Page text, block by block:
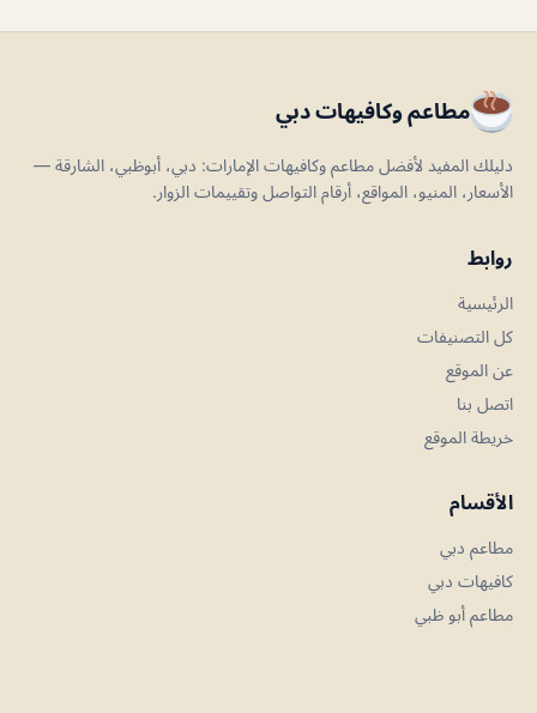
مطاعم وكافيهات دبي
دليلك المفيد لأفضل مطاعم وكافيهات الإمارات: دبي، أبوظبي، الشارقة —
الأسعار، المنيو، المواقع، أرقام التواصل وتقييمات الزوار.
روابط
الرئيسية
كل التصنيفات
عن الموقع
اتصل بنا
خريطة الموقع
الأقسام
مطاعم دبي
كافيهات دبي
مطاعم أبو ظبي